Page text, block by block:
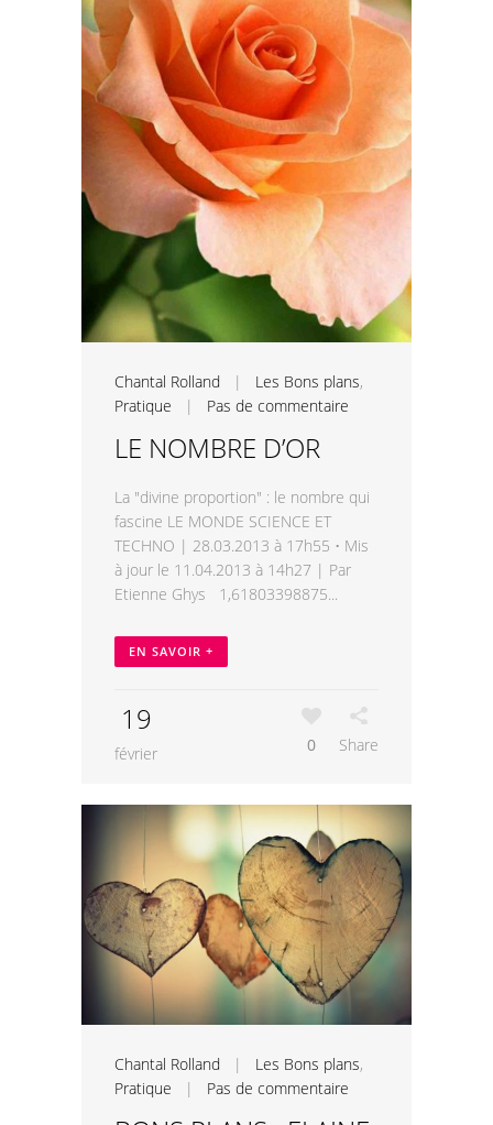
Chantal Rolland | Les Bons plans,
Pratique | Pas de commentaire
LE NOMBRE D’OR
La "divine proportion" : le nombre qui
fascine LE MONDE SCIENCE ET
TECHNO | 28.03.2013 à 17h55 • Mis
à jour le 11.04.2013 à 14h27 | Par
Etienne Ghys 1,61803398875...
EN SAVOIR +
19
février 0 Share
Chantal Rolland | Les Bons plans,
Pratique | Pas de commentaire